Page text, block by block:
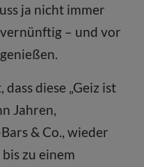
ja nicht immer
– und vor
diese „Geiz ist
Jahren,
& Co., wieder
zu einem